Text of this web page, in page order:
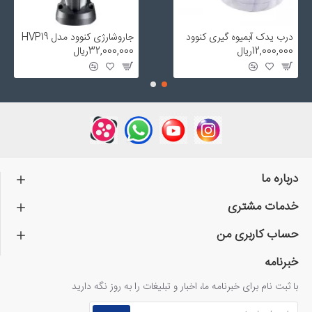
درب یدک آبمیوه گیری کنوود
12,000,000ریال
جاروشارژی کنوود مدل HVP19
32,000,000ریال
درباره ما
خدمات مشتری
حساب کاربری من
خبرنامه
با ثبت نام برای خبرنامه ما، اخبار و تبلیغات را به روز نگه دارید